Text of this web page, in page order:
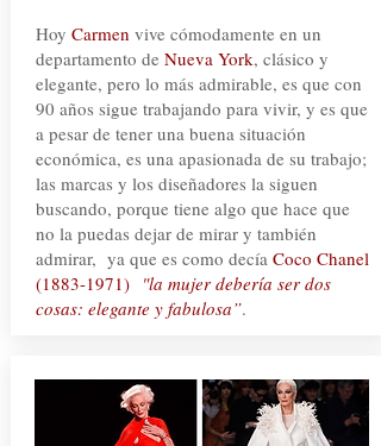
Hoy Carmen vive cómodamente en un
departamento de Nueva York, clásico y
elegante, pero lo más admirable, es que con
90 años sigue trabajando para vivir, y es que
a pesar de tener una buena situación
económica, es una apasionada de su trabajo;
las marcas y los diseñadores la siguen
buscando, porque tiene algo que hace que
no la puedas dejar de mirar y también
admirar, ya que es como decía Coco Chanel
(1883-1971)
"la mujer debería ser dos
cosas: elegante y fabulosa”.